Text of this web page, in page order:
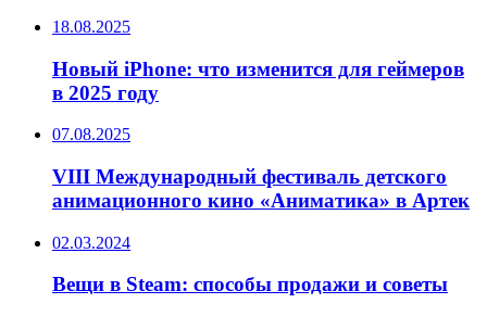
18.08.2025
Новый iPhone: что изменится для геймеров
в 2025 году
07.08.2025
VIII Международный фестиваль детского
анимационного кино «Аниматика» в Артек
02.03.2024
Вещи в Steam: способы продажи и советы